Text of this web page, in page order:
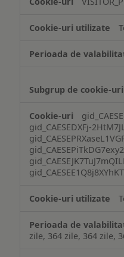
gid_CAESEDXFj-
zile, 364 zile, 364 zile,